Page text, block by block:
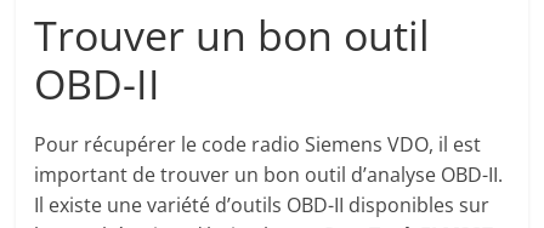
Trouver un bon outil
OBD-II
Pour récupérer le code radio Siemens VDO, il est
important de trouver un bon outil d’analyse OBD-II.
Il existe une variété d’outils OBD-II disponibles sur